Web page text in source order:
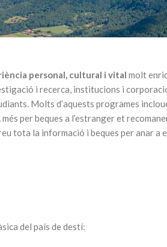
personal, cultural i vital molt
i recerca, institucions i
Molts d’aquests programes
per beques a l’estranger et
tota la informació i beques per anar a
del país de destí: